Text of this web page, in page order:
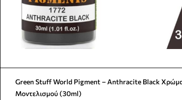
Green Stuff World Pigment – Anthracite Black
Μοντελισμού (30ml)